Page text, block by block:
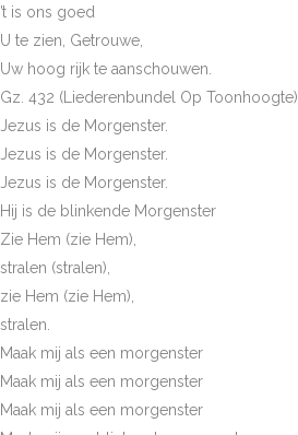
’t is ons goed
U te zien, Getrouwe,
Uw hoog rijk te aanschouwen.
Gz. 432 (Liederenbundel Op Toonhoogte)
Jezus is de Morgenster.
Jezus is de Morgenster.
Jezus is de Morgenster.
Hij is de blinkende Morgenster
Zie Hem (zie Hem),
stralen (stralen),
zie Hem (zie Hem),
stralen.
Maak mij als een morgenster
Maak mij als een morgenster
Maak mij als een morgenster